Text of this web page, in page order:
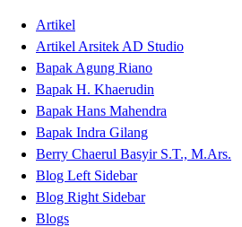
Artikel
Artikel Arsitek AD Studio
Bapak Agung Riano
Bapak H. Khaerudin
Bapak Hans Mahendra
Bapak Indra Gilang
Berry Chaerul Basyir S.T., M.Ars.
Blog Left Sidebar
Blog Right Sidebar
Blogs